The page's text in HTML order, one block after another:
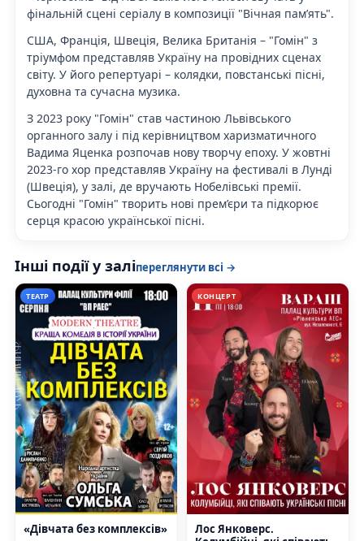
фінальній сцені серіалу в композиції "Вічная пам’ять".
США, Франція, Швеція, Велика Британія – "Гомін" з
тріумфом представляв Україну на провідних сценах
світу. У його репертуарі – колядки, повстанські пісні,
духовна та сучасна музика.
З 2023 року "Гомін" став частиною Львівського
органного залу і під керівництвом харизматичного
Вадима Яценка розпочав нову творчу епоху. У жовтні
2023-го хор представляв Україну на фестивалі в Лунді
(Швеція), у залі, де вручають Нобелівські премії.
Сьогодні "Гомін" творить нові прем’єри та підкорює
серця красою української пісні.
Інші події у заліпереглянути всі →
ТЕАТР
«Дівчата без комплексів»
КОНЦЕРТ
Лос Янковерс.